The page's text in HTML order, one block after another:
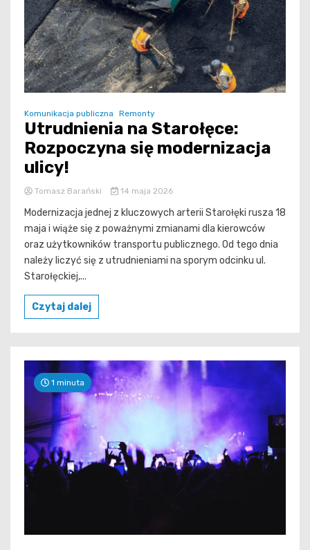
Komunikacja publiczna Remonty
Utrudnienia na Starołęce:
Rozpoczyna się modernizacja
ulicy!
Tomasz Barański 14 maja 2026
Modernizacja jednej z kluczowych arterii Starołęki rusza 18
maja i wiąże się z poważnymi zmianami dla kierowców
oraz użytkowników transportu publicznego. Od tego dnia
należy liczyć się z utrudnieniami na sporym odcinku ul.
Starołęckiej,...
Czytaj dalej
1 minuta